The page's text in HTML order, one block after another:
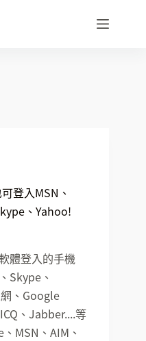
登入MSN、
、Yahoo!
體登入的手機
Skype、
、Google
、Jabber....等
MSN、AIM、